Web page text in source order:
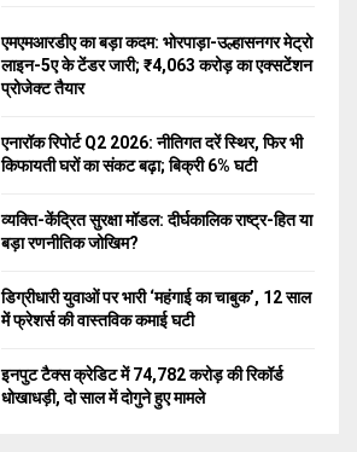
o
r
:
R
एमएमआरडीए का बड़ा कदम: भोरपाड़ा-उल्हासनगर मेट्रो
लाइन-5ए के टेंडर जारी; ₹4,063 करोड़ का एक्सटेंशन
प्रोजेक्ट तैयार
एनारॉक रिपोर्ट Q2 2026: नीतिगत दरें स्थिर, फिर भी
किफायती घरों का संकट बढ़ा; बिक्री 6% घटी
व्यक्ति-केंद्रित सुरक्षा मॉडल: दीर्घकालिक राष्ट्र-हित या
बड़ा रणनीतिक जोखिम?
डिग्रीधारी युवाओं पर भारी ‘महंगाई का चाबुक’, 12 साल
में फ्रेशर्स की वास्तविक कमाई घटी
इनपुट टैक्स क्रेडिट में 74,782 करोड़ की रिकॉर्ड
धोखाधड़ी, दो साल में दोगुने हुए मामले